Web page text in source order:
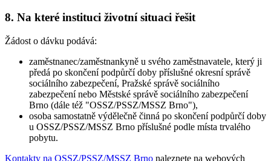
8. Na které instituci životní situaci řešit
Žádost o dávku podává:
zaměstnanec/zaměstnankyně u svého zaměstnavatele, který ji
předá po skončení podpůrčí doby příslušné okresní správě
sociálního zabezpečení, Pražské správě sociálního
zabezpečení nebo Městské správě sociálního zabezpečení
Brno (dále též "OSSZ/PSSZ/MSSZ Brno"),
osoba samostatně výdělečně činná po skončení podpůrčí doby
u OSSZ/PSSZ/MSSZ Brno příslušné podle místa trvalého
pobytu.
Kontakty na OSSZ/PSSZ/MSSZ Brno naleznete na webových